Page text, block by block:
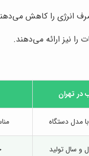
انرژی را کاهش
را نیز ارائه می‌دهند.
در تهران
مدل دستگاه
و سال تولید